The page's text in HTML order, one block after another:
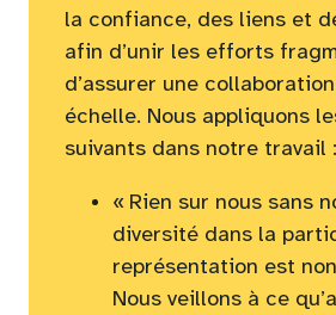
la confiance, des liens et
afin d’unir les efforts
d’assurer une
échelle. Nous appliquons
suivants dans notre travail :
« Rien sur nous sans
diversité dans la
représentation est
Nous veillons à ce